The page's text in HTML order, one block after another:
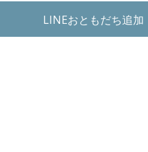
LINEおともだち追加